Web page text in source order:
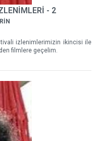
- 2
izlenimlerimizin ikincisi ile
filmlere geçelim.